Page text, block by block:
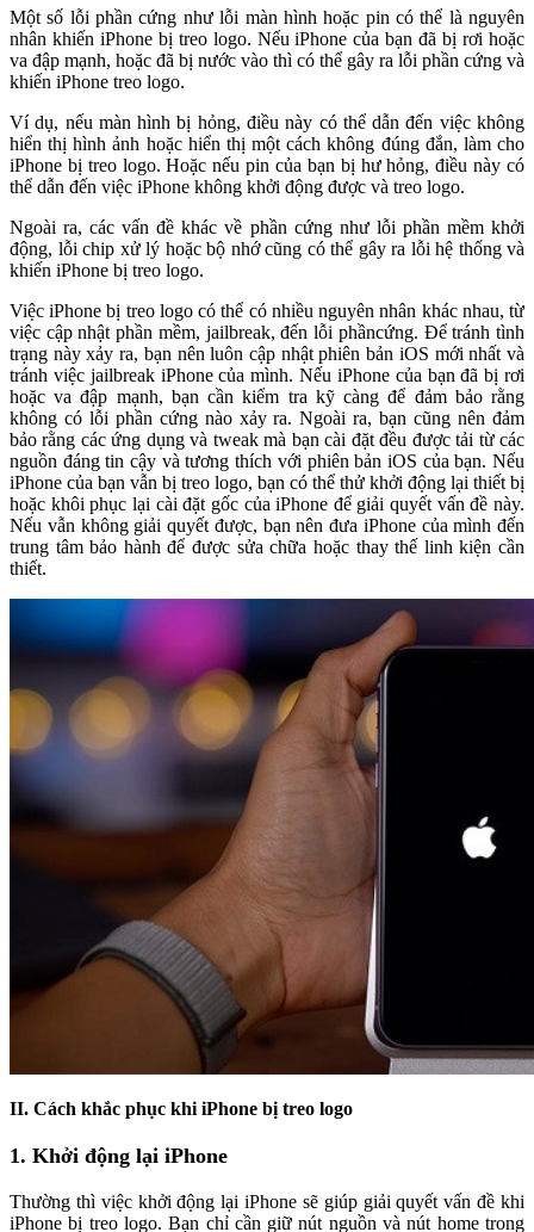
Một số lỗi phần cứng như lỗi màn hình hoặc pin có thể là nguyên
nhân khiến iPhone bị treo logo. Nếu iPhone của bạn đã bị rơi hoặc
va đập mạnh, hoặc đã bị nước vào thì có thể gây ra lỗi phần cứng và
khiến iPhone treo logo.
Ví dụ, nếu màn hình bị hỏng, điều này có thể dẫn đến việc không
hiển thị hình ảnh hoặc hiển thị một cách không đúng đắn, làm cho
iPhone bị treo logo. Hoặc nếu pin của bạn bị hư hỏng, điều này có
thể dẫn đến việc iPhone không khởi động được và treo logo.
Ngoài ra, các vấn đề khác về phần cứng như lỗi phần mềm khởi
động, lỗi chip xử lý hoặc bộ nhớ cũng có thể gây ra lỗi hệ thống và
khiến iPhone bị treo logo.
Việc iPhone bị treo logo có thể có nhiều nguyên nhân khác nhau, từ
việc cập nhật phần mềm, jailbreak, đến lỗi phầncứng. Để tránh tình
trạng này xảy ra, bạn nên luôn cập nhật phiên bản iOS mới nhất và
tránh việc jailbreak iPhone của mình. Nếu iPhone của bạn đã bị rơi
hoặc va đập mạnh, bạn cần kiểm tra kỹ càng để đảm bảo rằng
không có lỗi phần cứng nào xảy ra. Ngoài ra, bạn cũng nên đảm
bảo rằng các ứng dụng và tweak mà bạn cài đặt đều được tải từ các
nguồn đáng tin cậy và tương thích với phiên bản iOS của bạn. Nếu
iPhone của bạn vẫn bị treo logo, bạn có thể thử khởi động lại thiết bị
hoặc khôi phục lại cài đặt gốc của iPhone để giải quyết vấn đề này.
Nếu vẫn không giải quyết được, bạn nên đưa iPhone của mình đến
trung tâm bảo hành để được sửa chữa hoặc thay thế linh kiện cần
thiết.
II. Cách khắc phục khi iPhone bị treo logo
1. Khởi động lại iPhone
Thường thì việc khởi động lại iPhone sẽ giúp giải quyết vấn đề khi
iPhone bị treo logo. Bạn chỉ cần giữ nút nguồn và nút home trong